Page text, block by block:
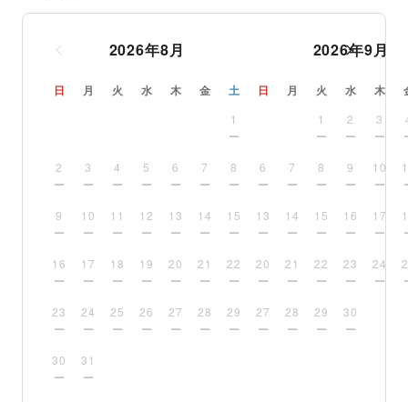
2026年8月
日 月 火 水 木 金 土
1
2 3 4 5 6 7 8
9 10 11 12 13 14 15
16 17 18 19 20 21 22
23 24 25 26 27 28 29
30 31
2026年9月
日 月 火 水 木
1 2 3
6 7 8 9 10
13 14 15 16 17
20 21 22 23 24
27 28 29 30